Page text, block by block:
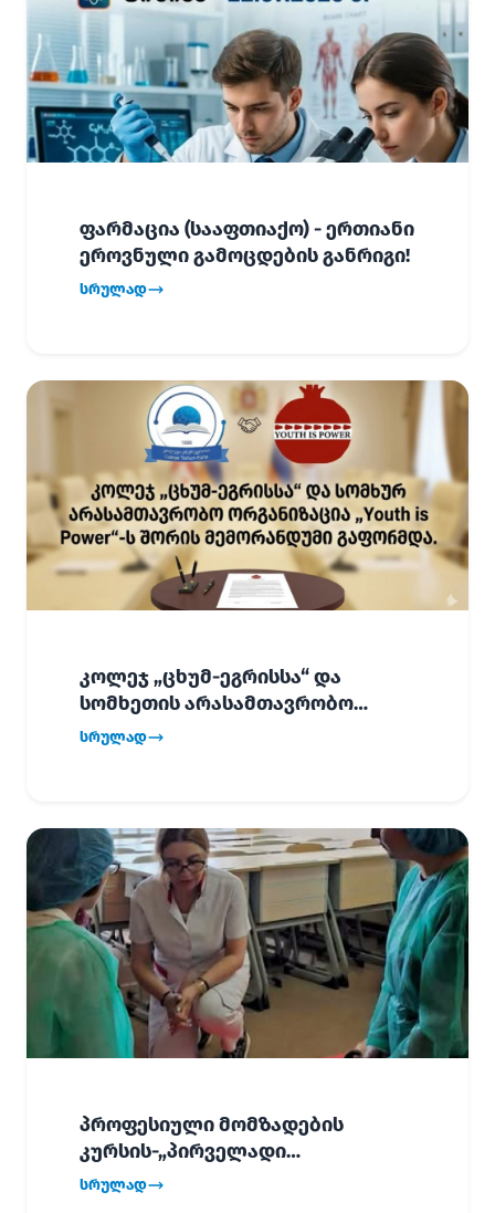
ფარმაცია (სააფთიაქო) - ერთიანი
ეროვნული გამოცდების განრიგი!
სრულად
კოლეჯ „ცხუმ-ეგრისსა“ და
სომხეთის არასამთავრობო
ორგანიზაცია „Youth is Power“-ს
სრულად
პროფესიული მომზადების
კურსის-„პირველადი
გადაუდებელი დახმარება“,
სრულად